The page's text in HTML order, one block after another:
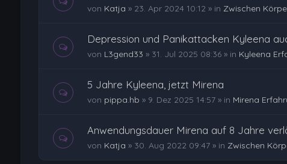
von Katja » 23. Apr 2024 10:12 » in Zwischen
Depression und Panikattacken Kyleena
von L3gend33 » 31. Jul 2025 08:36» in Kyleena
5 Jahre Kyleena, jetzt Mirena
von pippa.hb » 9. Dez 2025 14:57» in Mirena
Anwendungsdauer Mirena auf 8 Jahre
von Katja » 30. Aug 2022 09:47» in Zwischen